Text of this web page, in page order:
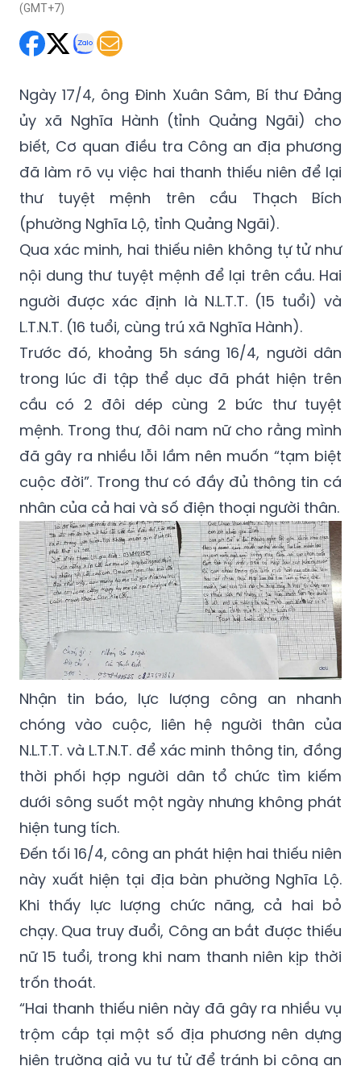
(GMT+7)
Ngày 17/4, ông Đinh Xuân Sâm, Bí thư Đảng
ủy xã Nghĩa Hành (tỉnh Quảng Ngãi) cho
biết, Cơ quan điều tra Công an địa phương
đã làm rõ vụ việc hai thanh thiếu niên để lại
thư tuyệt mệnh trên cầu Thạch Bích
(phường Nghĩa Lộ, tỉnh Quảng Ngãi).
Qua xác minh, hai thiếu niên không tự tử như
nội dung thư tuyệt mệnh để lại trên cầu. Hai
người được xác định là N.L.T.T. (15 tuổi) và
L.T.N.T. (16 tuổi, cùng trú xã Nghĩa Hành).
Trước đó, khoảng 5h sáng 16/4, người dân
trong lúc đi tập thể dục đã phát hiện trên
cầu có 2 đôi dép cùng 2 bức thư tuyệt
mệnh. Trong thư, đôi nam nữ cho rằng mình
đã gây ra nhiều lỗi lầm nên muốn “tạm biệt
cuộc đời”. Trong thư có đầy đủ thông tin cá
nhân của cả hai và số điện thoại người thân.
Nhận tin báo, lực lượng công an nhanh
chóng vào cuộc, liên hệ người thân của
N.L.T.T. và L.T.N.T. để xác minh thông tin, đồng
thời phối hợp người dân tổ chức tìm kiếm
dưới sông suốt một ngày nhưng không phát
hiện tung tích.
Đến tối 16/4, công an phát hiện hai thiếu niên
này xuất hiện tại địa bàn phường Nghĩa Lộ.
Khi thấy lực lượng chức năng, cả hai bỏ
chạy. Qua truy đuổi, Công an bắt được thiếu
nữ 15 tuổi, trong khi nam thanh niên kịp thời
trốn thoát.
“Hai thanh thiếu niên này đã gây ra nhiều vụ
trộm cắp tại một số địa phương nên dựng
hiện trường giả vụ tự tử để tránh bị công an